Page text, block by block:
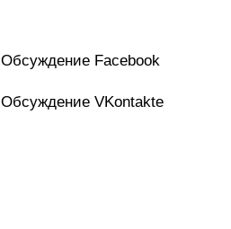
Обсуждение Facebook
Обсуждение VKontakte